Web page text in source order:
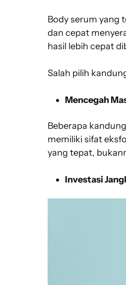
Body serum yang
dan cepat
hasil lebih cepat
Salah pilih
Mencegah
Beberapa
memiliki sifat
yang tepat,
Investasi